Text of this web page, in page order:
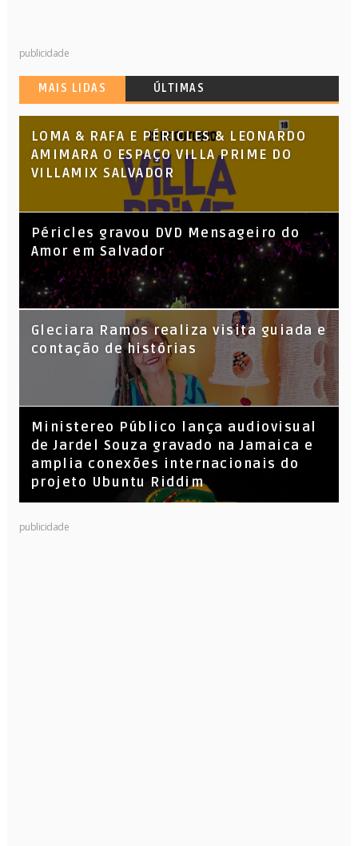
publicidade
MAIS LIDAS ÚLTIMAS
LOMA & RAFA E PÉRICLES & LEONARDO
AMIMARA O ESPAÇO VILLA PRIME DO
VILLAMIX SALVADOR
Péricles gravou DVD Mensageiro do
Amor em Salvador
KL Jay (Racionais MC’s), DJ Raíz e DJ
Leandro Vitrola na BIGSHAKE 14
Gleciara Ramos realiza visita guiada e
contação de histórias
​Ministereo Público lança audiovisual
de Jardel Souza gravado na Jamaica e
amplia conexões internacionais do
projeto Ubuntu Riddim
publicidade